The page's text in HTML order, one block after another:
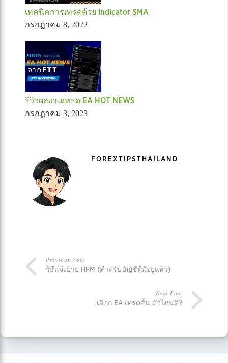
เทคนิคการเทรดด้วย Indicator SMA
กรกฎาคม 8, 2022
รีวิวผลงานเทรด EA HOT NEWS
กรกฎาคม 3, 2023
FOREXTIPSTHAILAND
Previous Post
วิธีแจ้งย้าย HFM (สำหรับบัญชีที่มีอยู่แล้ว)
Next Post
เลือก EA เทรดสั้น ตัวไหนดี?